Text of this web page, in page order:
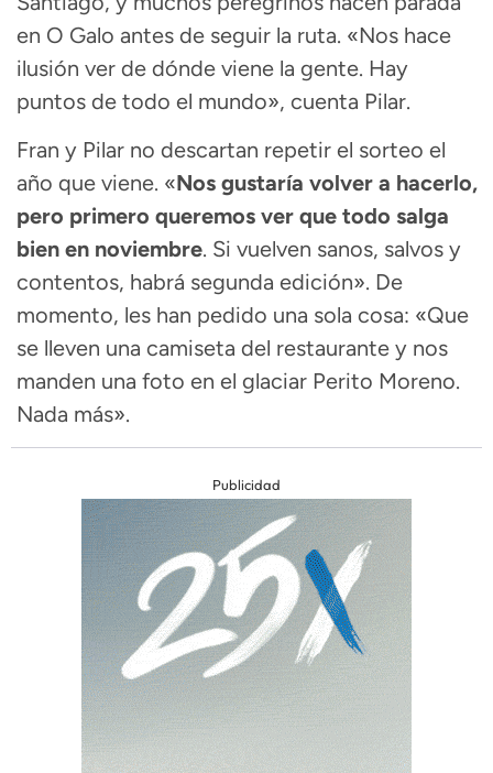
en O Galo antes de seguir la ruta. «Nos hace
ilusión ver de dónde viene la gente. Hay
puntos de todo el mundo», cuenta Pilar.
Fran y Pilar no descartan repetir el sorteo el
año que viene. «Nos gustaría volver a hacerlo,
pero primero queremos ver que todo salga
bien en noviembre. Si vuelven sanos, salvos y
contentos, habrá segunda edición». De
momento, les han pedido una sola cosa: «Que
se lleven una camiseta del restaurante y nos
manden una foto en el glaciar Perito Moreno.
Nada más».
Publicidad